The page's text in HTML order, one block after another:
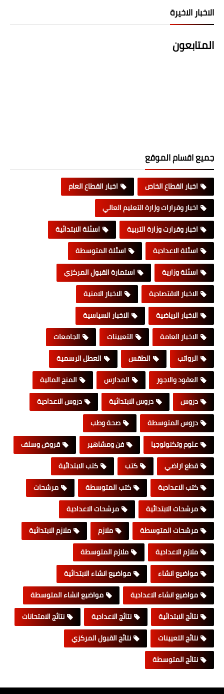
الاخبار الاخيرة
المتابعون
جميع اقسام الموقع
اخبار القطاع الخاص
اخبار القطاع العام
اخبار وقرارات وزارة التعليم العالي
اخبار وقرارت وزارة التربية
اسئلة الابتدائية
اسئلة الاعدادية
اسئلة المتوسطة
اسئلة وزارية
استمارة القبول المركزي
الاخبار الاقتصادية
الاخبار الامنية
الاخبار الرياضية
الاخبار السياسية
الاخبار العامة
التعيينات
الجامعات
الرواتب
الطقس
العطل الرسمية
العقود والاجور
المدارس
المنح المالية
دروس
دروس الابتدائية
دروس الاعدادية
دروس المتوسطة
صحة وطب
علوم وتكنولوجيا
فن ومشاهير
قروض وسلف
قطع اراضي
كتب
كتب الابتدائية
كتب الاعدادية
كتب المتوسطة
مرشحات
مرشحات الابتدائية
مرشحات الاعدادية
مرشحات المتوسطة
ملازم
ملازم الابتدائية
ملازم الاعدادية
ملازم المتوسطة
مواضيع انشاء
مواضيع انشاء الابتدائية
مواضيع انشاء الاعدادية
مواضيع انشاء المتوسطة
نتائج الابتدائية
نتائج الاعدادية
نتائج الامتحانات
نتائج التعيينات
نتائج القبول المركزي
نتائج المتوسطة